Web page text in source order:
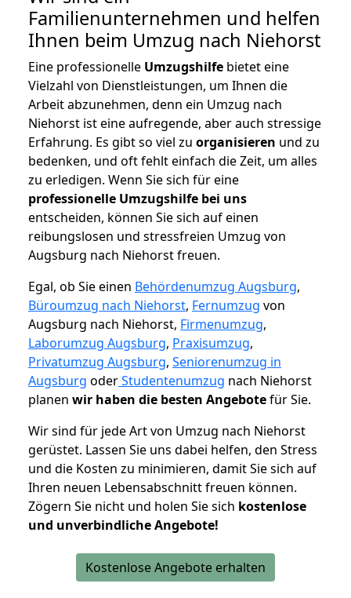
Familienunternehmen und helfen
Ihnen beim Umzug nach Niehorst
Eine professionelle Umzugshilfe bietet eine
Vielzahl von Dienstleistungen, um Ihnen die
Arbeit abzunehmen, denn ein Umzug nach
Niehorst ist eine aufregende, aber auch stressige
Erfahrung. Es gibt so viel zu organisieren und zu
bedenken, und oft fehlt einfach die Zeit, um alles
zu erledigen. Wenn Sie sich für eine
professionelle Umzugshilfe bei uns
entscheiden, können Sie sich auf einen
reibungslosen und stressfreien Umzug von
Augsburg nach Niehorst freuen.
Egal, ob Sie einen Behördenumzug Augsburg,
Büroumzug nach Niehorst, Fernumzug von
Augsburg nach Niehorst, Firmenumzug,
Laborumzug Augsburg, Praxisumzug,
Privatumzug Augsburg, Seniorenumzug in
Augsburg oderStudentenumzug nach Niehorst
planen wir haben die besten Angebotefür Sie.
Wir sind für jede Art von Umzug nach Niehorst
gerüstet. Lassen Sie uns dabei helfen, den Stress
und die Kosten zu minimieren, damit Sie sich auf
Ihren neuen Lebensabschnitt freuen können.
Zögern Sie nicht und holen Sie sich kostenlose
und unverbindliche Angebote!
Kostenlose Angebote erhalten